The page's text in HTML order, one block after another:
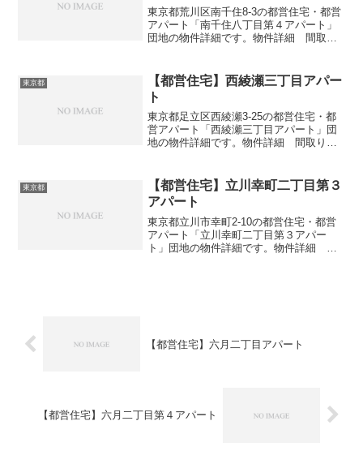
東京都荒川区南千住8-3の都営住宅・都営
アパート「南千住八丁目第４アパート」
団地の物件詳細です。物件詳細 間取
取り1DK-4DK広さ・面積35-105㎡建設年
度築年...
東京都
【都営住宅】西綾瀬三丁目アパー
ト
東京都足立区西綾瀬3-25の都営住宅・都
営アパート「西綾瀬三丁目アパート」団
地の物件詳細です。物件詳細 間取り・
3DK広さ・面積55-62㎡建設年度築年数
1989交通...
東京都
【都営住宅】立川幸町二丁目第３
アパート
東京都立川市幸町2-10の都営住宅・都営
アパート「立川幸町二丁目第３アパー
ト」団地の物件詳細です。物件詳細 間
【都営住宅】六月二丁目アパート
【都営住宅】六月二丁目第４アパート